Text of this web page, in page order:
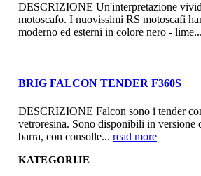
DESCRIZIONE Un'interpretazione
motoscafo. I nuovissimi RS motoscafi
moderno ed esterni in colore nero - lime...
BRIG FALCON TENDER F360S
DESCRIZIONE Falcon sono i tender
vetroresina. Sono disponibili in versione
barra, con consolle... read more
KATEGORIJE